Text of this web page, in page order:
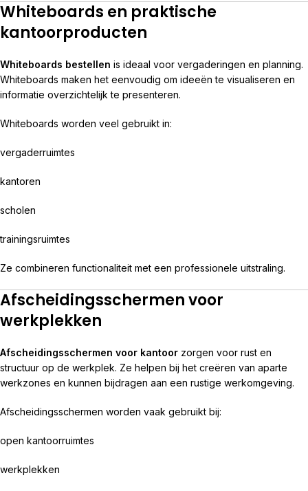
Whiteboards en praktische
kantoorproducten
Whiteboards bestellen is ideaal voor vergaderingen en planning.
Whiteboards maken het eenvoudig om ideeën te visualiseren en
informatie overzichtelijk te presenteren.
Whiteboards worden veel gebruikt in:
vergaderruimtes
kantoren
scholen
trainingsruimtes
Ze combineren functionaliteit met een professionele uitstraling.
Afscheidingsschermen voor
werkplekken
Afscheidingsschermen voor kantoor zorgen voor rust en
structuur op de werkplek. Ze helpen bij het creëren van aparte
werkzones en kunnen bijdragen aan een rustige werkomgeving.
Afscheidingsschermen worden vaak gebruikt bij:
open kantoorruimtes
werkplekken